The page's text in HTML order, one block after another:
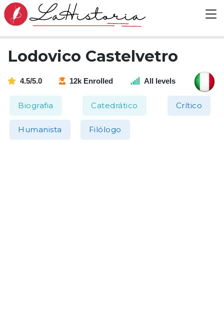
Lodovico Castelvetro
4.5/5.0 12k Enrolled All levels
Biografia Catedrático Crítico
Humanista Filólogo